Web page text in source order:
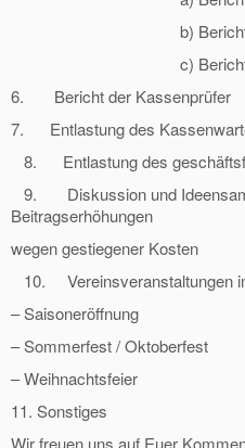
b) Bericht des
c) Bericht des
6. Bericht der Kassenprüfer
7. Entlastung des
8. Entlastung des
9. Diskussion und
Beitragserhöhungen
wegen gestiegener Kosten
10. Vereinsveranstaltungen
– Saisoneröffnung
– Sommerfest / Oktoberfest
– Weihnachtsfeier
11. Sonstiges
Wir freuen uns auf Euer